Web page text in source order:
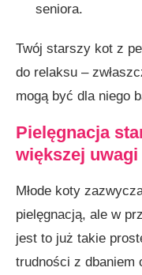
seniora.
Twój starszy kot z
do relaksu –
mogą być dla niego
Pielęgnacja
większej uwagi
Młode koty
pielęgnacją, ale w
jest to już takie
trudności z dbaniem